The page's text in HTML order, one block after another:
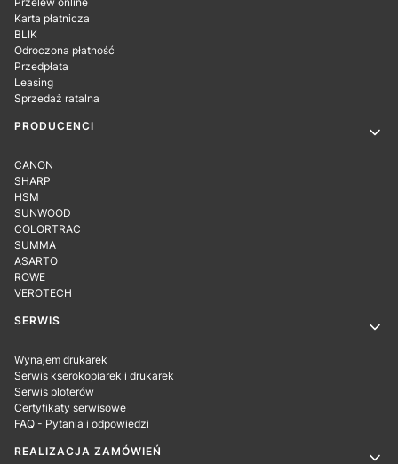
Karta płatnicza
BLIK
Odroczona płatność
Przedpłata
Leasing
Sprzedaż ratalna
PRODUCENCI
CANON
SHARP
HSM
SUNWOOD
COLORTRAC
SUMMA
ASARTO
ROWE
VEROTECH
SERWIS
Wynajem drukarek
Serwis kserokopiarek i drukarek
Serwis ploterów
Certyfikaty serwisowe
FAQ - Pytania i odpowiedzi
REALIZACJA ZAMÓWIEŃ